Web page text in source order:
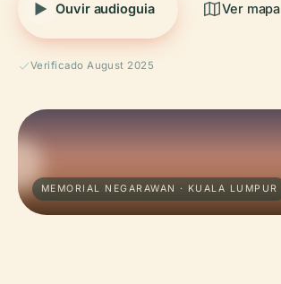
Ouvir audioguia Ver mapa
Verificado August 2025
MEMORIAL NEGARAWAN · KUALA LUMPUR